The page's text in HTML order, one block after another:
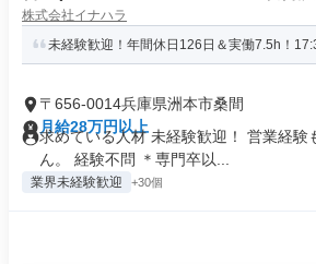
株式会社イナハラ
未経験歓迎！年間休日126日＆実働7.5h！
〒656-0014兵庫県洲本市桑間
月給28万円以上
求めている人材 未経験歓迎！ 営業経験
ん。 経験不問 ＊専門卒以...
業界未経験歓迎 +30個